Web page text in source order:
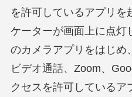
を許可しているアプリを
ケーターが画面上に点灯
のカメラアプリをはじめ
ビデオ通話、Zoom、
クセスを許可しているア